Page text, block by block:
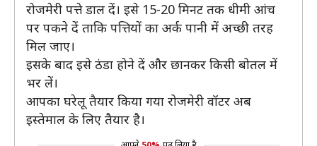
रोजमेरी पत्ते डाल दें। इसे 15-20 मिनट तक धीमी आंच
पर पकने दें ताकि पत्तियों का अर्क पानी में अच्छी तरह
मिल जाए।
इसके बाद इसे ठंडा होने दें और छानकर किसी बोतल में
भर लें।
आपका घरेलू तैयार किया गया रोजमेरी वॉटर अब
इस्तेमाल के लिए तैयार है।